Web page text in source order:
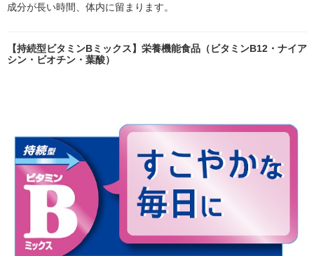
成分が長い時間、体内に留まります。
【持続型ビタミンBミックス】 栄養機能食品（ビタミンB12・ナイア
シン・ビオチン・葉酸）